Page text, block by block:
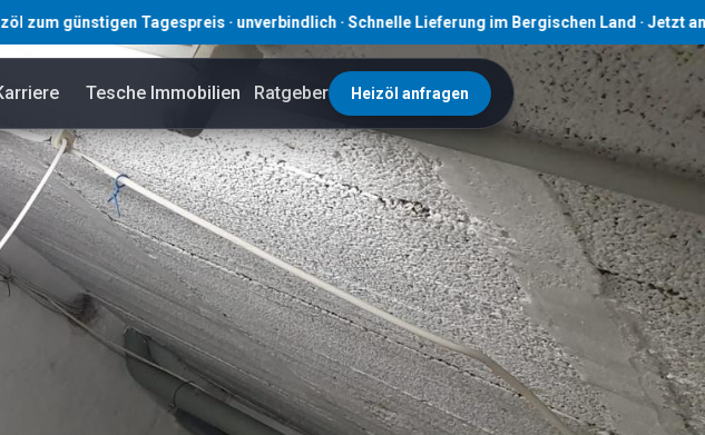
Tagespreis · unverbindlich · Schnelle Lieferung im Bergischen Land · Jetzt anfragen! ·
Tesche Immobilien Ratgeber Heizöl anfragen